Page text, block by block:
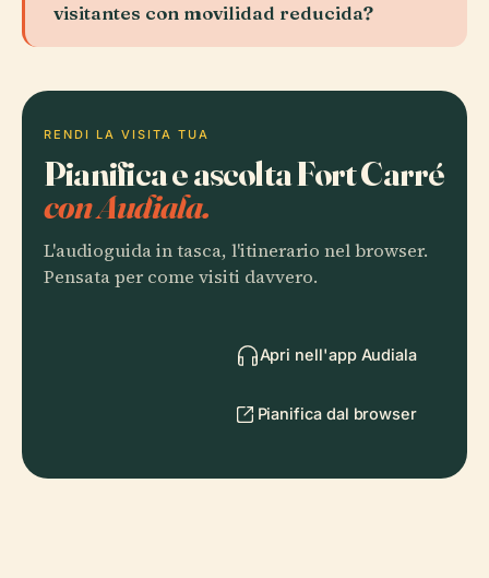
visitantes con movilidad reducida?
RENDI LA VISITA TUA
Pianifica e ascolta Fort Carré
con Audiala.
L'audioguida in tasca, l'itinerario nel browser.
Pensata per come visiti davvero.
Apri nell'app Audiala
Pianifica dal browser